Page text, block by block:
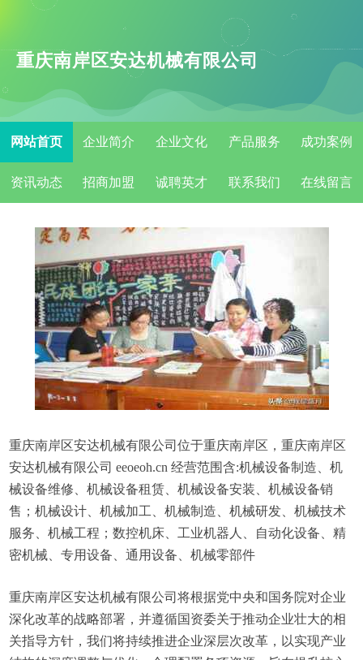
重庆南岸区安达机械有限公司
网站首页 企业简介 企业文化 产品服务 成功案例
资讯动态 招商加盟 诚聘英才 联系我们 在线留言
重庆南岸区安达机械有限公司位于重庆南岸区，重庆南岸区
安达机械有限公司 eeoeoh.cn 经营范围含:机械设备制造、机
械设备维修、机械设备租赁、机械设备安装、机械设备销
售；机械设计、机械加工、机械制造、机械研发、机械技术
服务、机械工程；数控机床、工业机器人、自动化设备、精
密机械、专用设备、通用设备、机械零部件
重庆南岸区安达机械有限公司将根据党中央和国务院对企业
深化改革的战略部署，并遵循国资委关于推动企业壮大的相
关指导方针，我们将持续推进企业深层次改革，以实现产业